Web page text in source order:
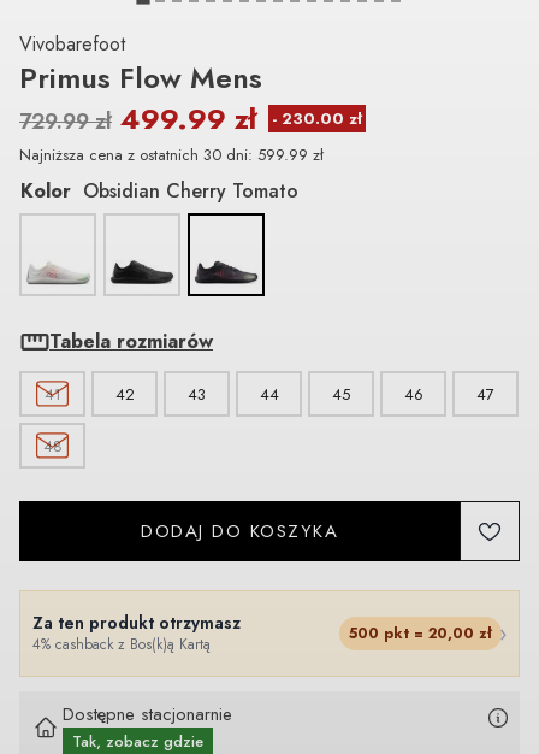
Vivobarefoot
Primus Flow Mens
729.99zł 499.99 zł
Najniższa cena z ostatnich 30 dni: 599.99 zł
Kolor Obsidian Cherry Tomato
Tabela rozmiarów
41 42 43 44 45 46 47
48
DODAJ DO KOSZYKA
Za ten produkt otrzymasz
4% cashback z Bos(k)ą Kartą
500 pkt = 20,00 zł ›
Dostępne stacjonarnie
Tak, zobacz gdzie